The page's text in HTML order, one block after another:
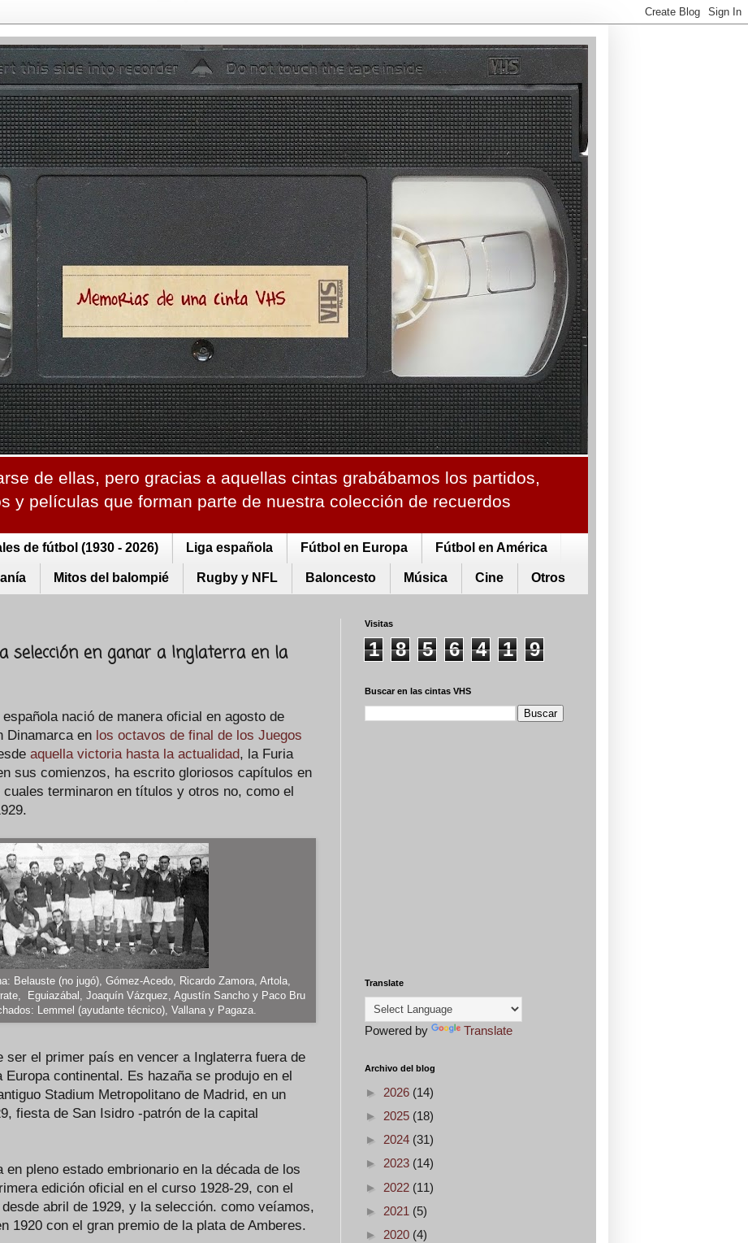
de ellas, pero gracias a aquellas cintas grabábamos los partidos,
y películas que forman parte de nuestra colección de recuerdos
de fútbol (1930 - 2026) Liga española Fútbol en Europa Fútbol en América
Mitos del balompié Rugby y NFL Baloncesto Música Cine Otros
selección en ganar a Inglaterra en la
nació de manera oficial en agosto de
Dinamarca en los octavos de final de los Juegos
aquella victoria hasta la actualidad, la Furia
sus comienzos, ha escrito gloriosos capítulos en
terminaron en títulos y otros no, como el
Belauste (no jugó), Gómez-Acedo, Ricardo Zamora, Artola,
Eguiazábal, Joaquín Vázquez, Agustín Sancho y Paco Bru
Lemmel (ayudante técnico), Vallana y Pagaza.
ser el primer país en vencer a Inglaterra fuera de
continental. Es hazaña se produjo en el
Stadium Metropolitano de Madrid, en un
fiesta de San Isidro -patrón de la capital
en pleno estado embrionario en la década de los
edición oficial en el curso 1928-29, con el
abril de 1929, y la selección. como veíamos,
1920 con el gran premio de la plata de Amberes.
Visitas
1 8 5 6 4 1 9
Buscar en las cintas VHS
Translate
Powered by Translate
Archivo del blog
► 2026 (14)
► 2025 (18)
► 2024 (31)
► 2023 (14)
► 2022 (11)
► 2021 (5)
► 2020 (4)